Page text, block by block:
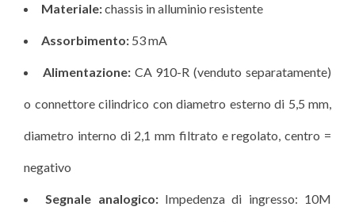
Materiale:chassis in alluminio resistente
Assorbimento: 53 mA
Alimentazione: CA 910-R (venduto separatamente)
o connettore cilindrico con diametro esterno di 5,5 mm,
diametro interno di 2,1 mm filtrato e regolato, centro =
negativo
Segnale analogico:Impedenza di ingresso: 10M